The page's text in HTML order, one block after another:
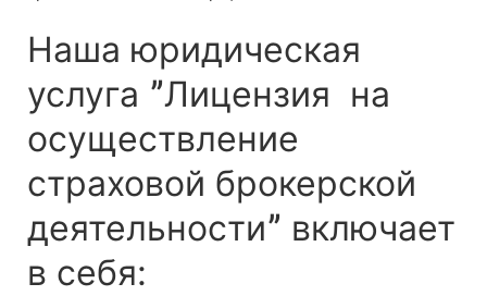
Наша юридическая
услуга ˮЛицензия на
осуществление
страховой брокерской
деятельностиˮ включает
в себя: